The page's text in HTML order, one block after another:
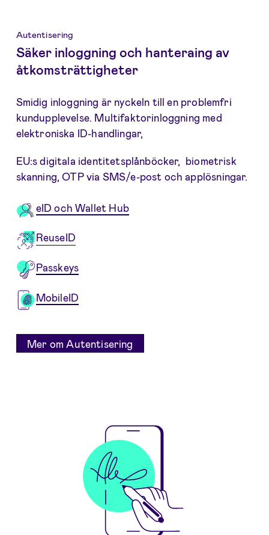
Autentisering
Säker inloggning och hanteraing av
åtkomsträttigheter
Smidig inloggning är nyckeln till en problemfri
kundupplevelse. Multifaktorinloggning med
elektroniska ID-handlingar,
EU:s digitala identitetsplånböcker, biometrisk
skanning, OTP via SMS/e-post och applösningar.
eID och Wallet Hub
ReuseID
Passkeys
MobileID
Mer om Autentisering